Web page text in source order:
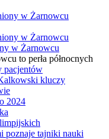
w Żarnowcu
to perła północnych
pacjentów
kluczy
2024
poznaje tajniki nauki